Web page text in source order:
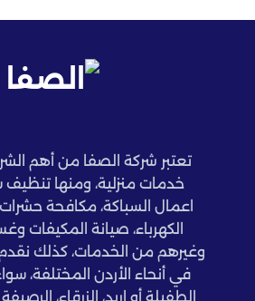
تعتبر شركة الصفا من أهم
خدمات منزلية، ومنها
اعمال السباكة، مكافحة
الكهرباء، صيانة المكيفات
وغيرهم من الخدمات، كذلك
في أنحاء الأردن المختلفة،
الطفيلة أو إربد، الزرقاء،